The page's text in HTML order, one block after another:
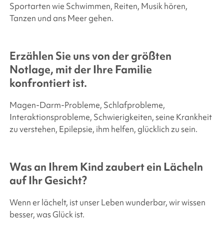
Sportarten wie Schwimmen, Reiten, Musik hören,
Tanzen und ans Meer gehen.
Erzählen Sie uns von der größten
Notlage, mit der Ihre Familie
konfrontiert ist.
Magen-Darm-Probleme, Schlafprobleme,
Interaktionsprobleme, Schwierigkeiten, seine Krankheit
zu verstehen, Epilepsie, ihm helfen, glücklich zu sein.
Was an Ihrem Kind zaubert ein Lächeln
auf Ihr Gesicht?
Wenn er lächelt, ist unser Leben wunderbar, wir wissen
besser, was Glück ist.